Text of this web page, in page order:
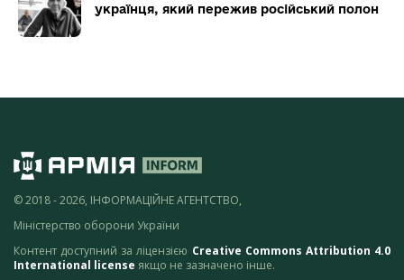
українця, який пережив російський полон
© 2018 - 2026, ІНФОРМАЦІЙНЕ АГЕНТСТВО,
Міністерство оборони України
Контент доступний за ліцензією Creative Commons Attribution 4.0
International license якщо не зазначено інше.